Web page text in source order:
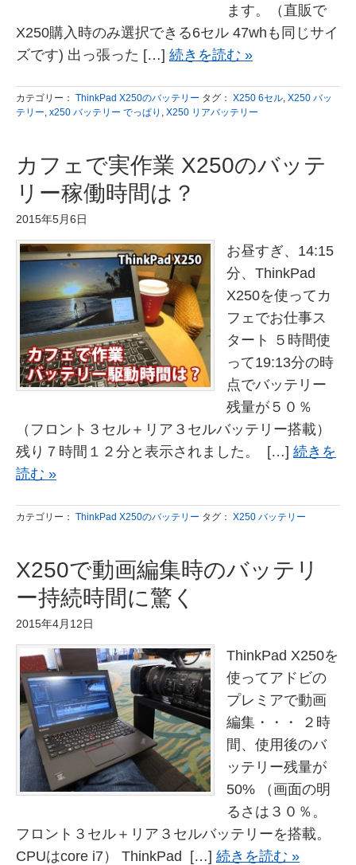
ます。（直販で
X250購入時のみ選択できる6セル 47whも同じサイ
ズです) 出っ張った […] 続きを読む »
カテゴリー： ThinkPad X250のバッテリー タグ： X250 6セル, X250 バッ
テリー, x250 バッテリー でっぱり , X250 リアバッテリー
カフェで実作業 X250のバッテ
リー稼働時間は？
2015年5月6日
お昼すぎ、14:15
分、ThinkPad
X250を使ってカ
フェでお仕事ス
タート ５時間使
って19:13分の時
点でバッテリー
残量が５０％
（フロント３セル＋リア３セルバッテリー搭載）
残り７時間１２分と表示されました。 […] 続きを
読む »
カテゴリー： ThinkPad X250のバッテリー タグ： X250 バッテリー
X250で動画編集時のバッテリ
ー持続時間に驚く
2015年4月12日
ThinkPad X250を
使ってアドビの
プレミアで動画
編集・・・ ２時
間、使用後のバ
ッテリー残量が
50% （画面の明
るさは３０％。
フロント３セル＋リア３セルバッテリーを搭載。
CPUはcore i7） ThinkPad […] 続きを読む »